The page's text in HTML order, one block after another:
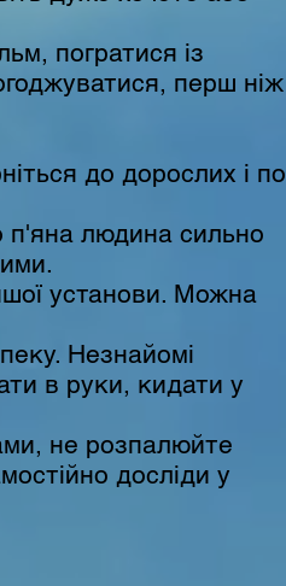
погратися із
перш ніж
до дорослих і по
п'яна людина сильно
установи. Можна
Незнайомі
в руки, кидати у
не розпалюйте
досліди у